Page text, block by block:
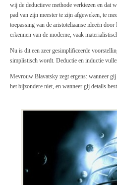
wij de deductieve methode verkiezen en dat
pad van zijn meester te zijn afgeweken, te
toepassing van de aristoteliaanse ideeën door
erkennen van de moderne, vaak
Nu is dit een zeer gesimplificeerde
simplistisch wordt. Deductie en inductie
Mevrouw Blavatsky zegt ergens: wanneer gij
het bijzondere niet, en wanneer gij details